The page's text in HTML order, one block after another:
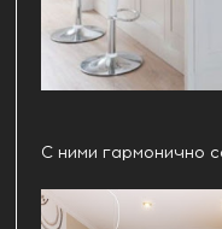
С ними гармонично